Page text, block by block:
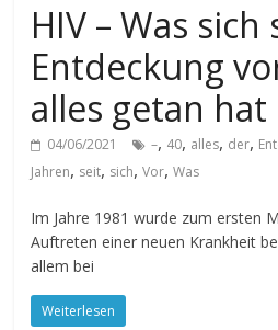
HIV – Was
Entdeckung
alles getan hat
04/06/2021 –, 40, alles, der,
Jahren, seit, sich,Vor,Was
Im Jahre 1981 wurde zum ersten
Auftreten einer neuen Krankheit
allem bei
Weiterlesen